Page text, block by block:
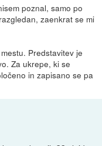
poznal, samo po
zaenkrat se mi
Predstavitev je
Za ukrepe, ki se
in zapisano se pa